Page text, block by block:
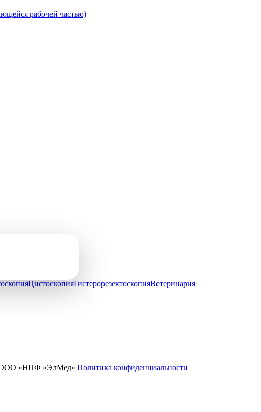
риноскопии.
ЦистоскопияГистерорезектоскопияВетеринария
ООО «НПФ «ЭлМед» Политика конфиденциальности